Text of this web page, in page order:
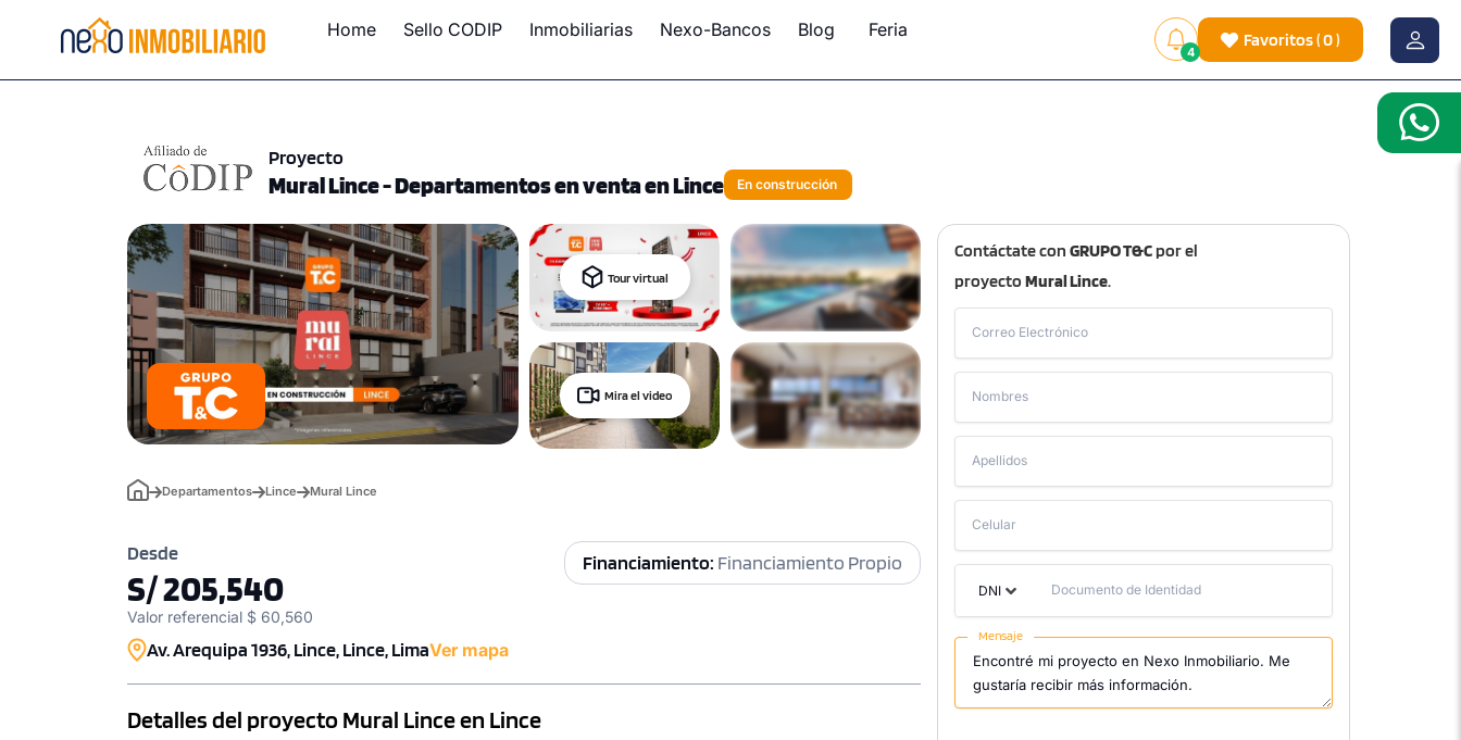
Home Sello CODIP Inmobiliarias Nexo-Bancos Blog Feria
4
Favoritos(0)
Proyecto
Mural Lince - Departamentos en venta en Lince En construcción
Contáctate con GRUPO T&Cpor el
proyecto Mural Lince.
Correo Electrónico
Nombres
Apellidos
Celular
DNI Documento de Identidad
Mensaje
Tour virtual
Mira el video
Departamentos Lince Mural Lince
Financiamiento: Financiamiento Propio
Desde
S/ 205,540
Valor referencial $ 60,560
Av. Arequipa 1936, Lince, Lince, LimaVer mapa
Detalles del proyecto Mural Lince en Lince